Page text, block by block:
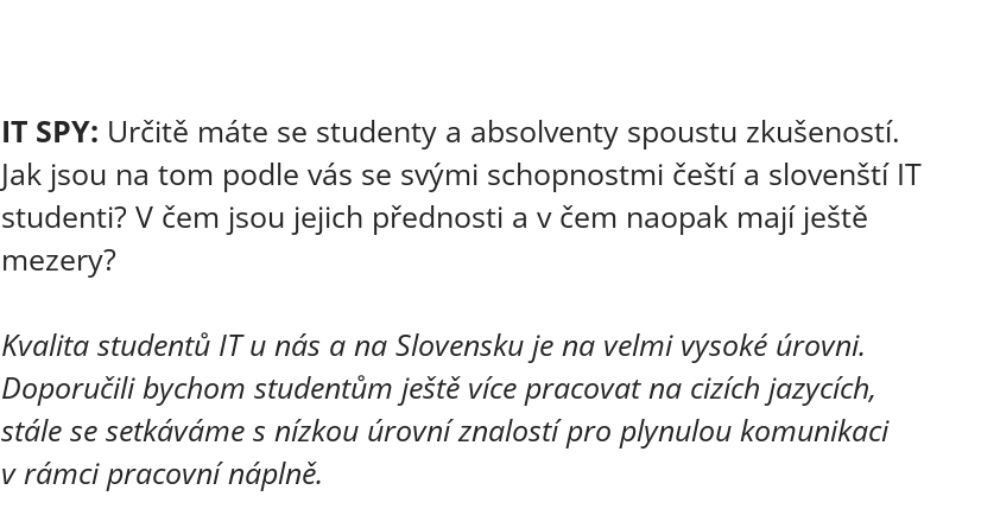
IT SPY: Určitě máte se studenty a absolventy spoustu zkušeností.
Jak jsou na tom podle vás se svými schopnostmi čeští a slovenští IT
studenti? V čem jsou jejich přednosti a v čem naopak mají ještě
mezery?
Kvalita studentů IT u nás a na Slovensku je na velmi vysoké úrovni.
Doporučili bychom studentům ještě více pracovat na cizích jazycích,
stále se setkáváme s nízkou úrovní znalostí pro plynulou komunikaci
v rámci pracovní náplně.